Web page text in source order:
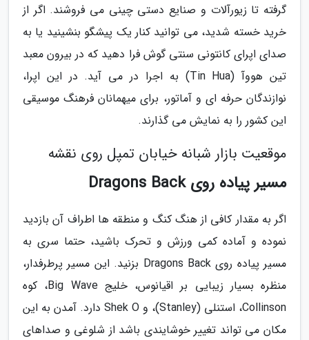
گرفته تا زیورآلات و صنایع دستی چینی می فروشند. اگر از
خرید خسته شدید، می توانید کنار یک پیشگو بنشینید یا به
صدای اپرای کانتونی سنتی گوش فرا دهید که در بیرون معبد
تین هووآ (Tin Hua) به اجرا در می آید. در این اپرا،
نوازندگان حرفه ای و آماتور، برای میهمانان فرهنگ موسیقی
این کشور را به نمایش می گذارند.
موقعیت بازار شبانه خیابان تمپل روی نقشه
مسیر پیاده روی Dragons Back
اگر به مقدار کافی از هنگ کنگ و منطقه ها اطراف آن بازدید
نموده و آماده کمی ورزش و تحرک باشید، حتما سری به
مسیر پیاده روی Dragons Back بزنید. این مسیر پرطرفدار،
منظره بسیار زیبایی بر اقیانوس، خلیج Big Wave، کوه
Collinson، استنلی (Stanley)، و Shek O دارد. آمدن به این
مکان می تواند تغییر خوشایندی باشد از شلوغی و صداهای